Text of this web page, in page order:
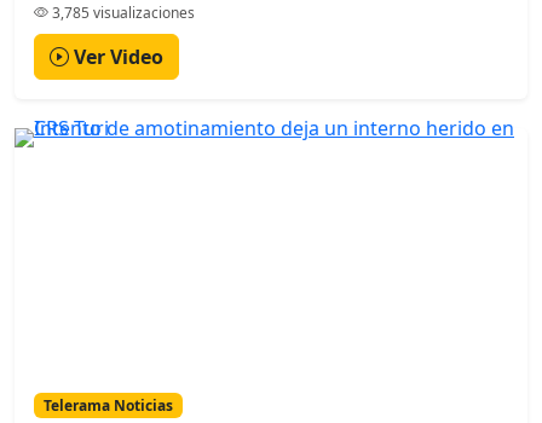
3,785 visualizaciones
Ver Video
Telerama Noticias